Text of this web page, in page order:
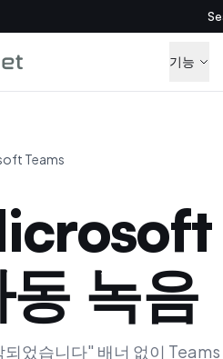
기능
Teams
녹음
었습니다" 배너 없이